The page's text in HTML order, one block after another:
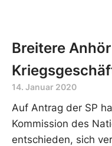
Breitere
14. Januar 2020
Auf Antrag der SP
Kommission des
entschieden, sich